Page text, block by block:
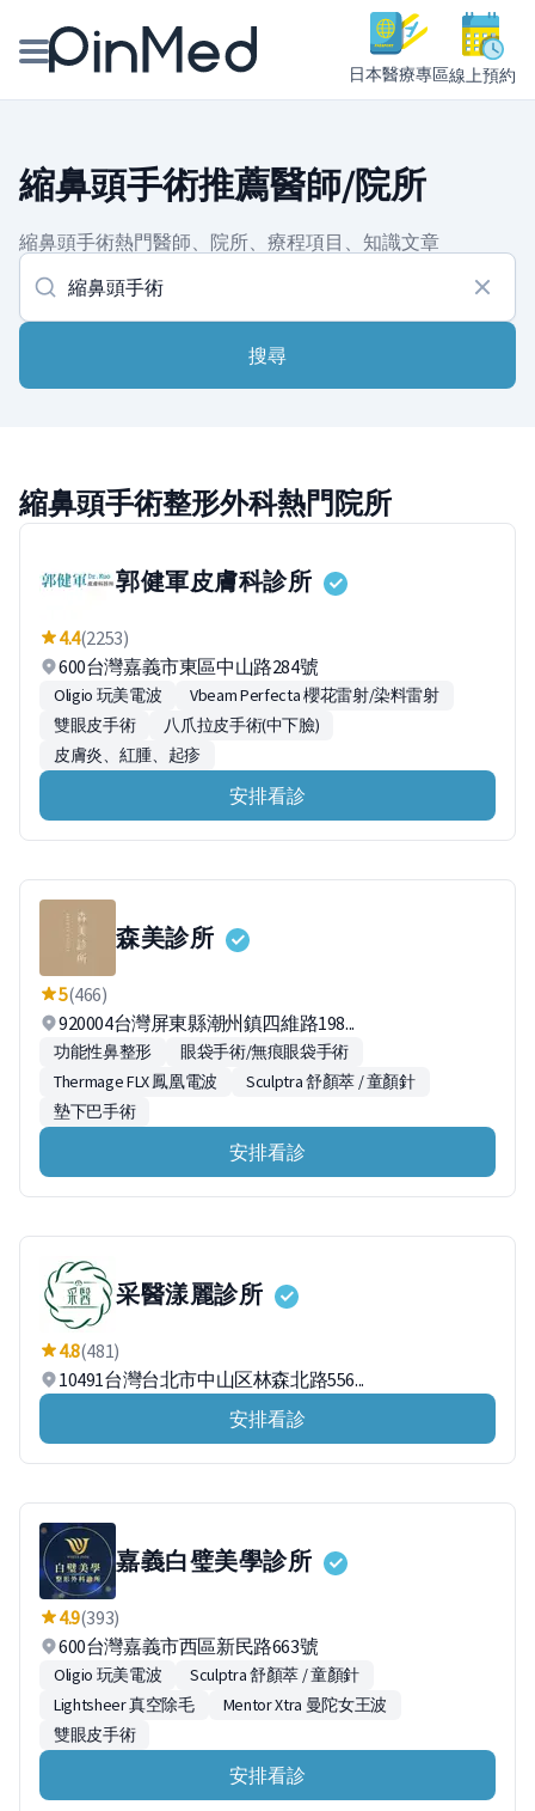
日本醫療專區線上預約
醫師專欄專訪
健康主題館
我是醫療人員
縮鼻頭手術推薦醫師/院所
縮鼻頭手術熱門醫師、院所、療程項目、知識文章
搜尋
縮鼻頭手術整形外科熱門院所
郭健軍皮膚科診所
4.4(2253)
600台灣嘉義市東區中山路284號
Oligio 玩美電波
Vbeam Perfecta 櫻花雷射/染料雷射
雙眼皮手術
八爪拉皮手術(中下臉)
皮膚炎、紅腫、起疹
安排看診
森美診所
5(466)
920004台灣屏東縣潮州鎮四維路198...
功能性鼻整形
眼袋手術/無痕眼袋手術
Thermage FLX 鳳凰電波
Sculptra 舒顏萃 / 童顏針
墊下巴手術
安排看診
采醫漾麗診所
4.8(481)
10491台灣台北市中山区林森北路556...
安排看診
嘉義白璧美學診所
4.9(393)
600台灣嘉義市西區新民路663號
Oligio 玩美電波
Sculptra 舒顏萃 / 童顏針
Lightsheer 真空除毛
Mentor Xtra 曼陀女王波
雙眼皮手術
安排看診